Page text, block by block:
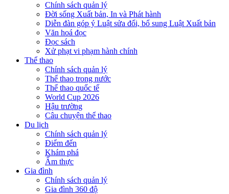
Chính sách quản lý
Đời sống Xuất bản, In và Phát hành
Diễn đàn góp ý Luật sửa đổi, bổ sung Luật Xuất bản
Văn hoá đọc
Đọc sách
Xử phạt vi phạm hành chính
Thể thao
Chính sách quản lý
Thể thao trong nước
Thể thao quốc tế
World Cup 2026
Hậu trường
Câu chuyện thể thao
Du lịch
Chính sách quản lý
Điểm đến
Khám phá
Ẩm thực
Gia đình
Chính sách quản lý
Gia đình 360 độ